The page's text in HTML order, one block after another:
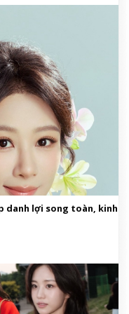
danh lợi song toàn, kinh